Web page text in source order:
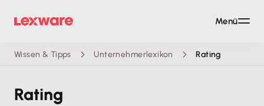
Wissen & Tipps Unternehmerlexikon Rating
Rating
Menü